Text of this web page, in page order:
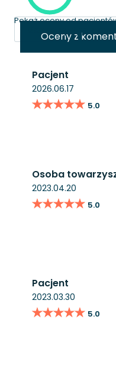
Pokaż oceny od
Oceny z
Pacjent
2026.06.17
★★★★★
★★★★★ 5.0
Osoba
2023.04.20
★★★★★
★★★★★ 5.0
Pacjent
2023.03.30
★★★★★
★★★★★ 5.0